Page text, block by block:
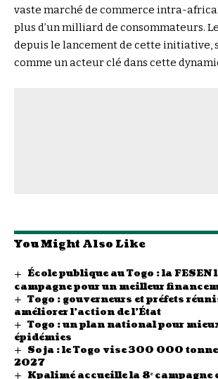
vaste marché de commerce intra-
plus d’un milliard de consommateurs.
depuis le lancement de cette initiative,
comme un acteur clé dans cette
You Might Also Like
École publique au Togo : la FESEN
campagne pour un meilleur
Togo : gouverneurs et préfets
améliorer l’action de l’État
Togo : un plan national pour
épidémies
Soja : le Togo vise 300 000
2027
Kpalimé accueille la 8ᵉ campagne